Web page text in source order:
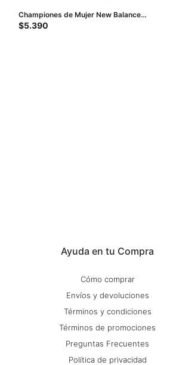
Championes de Mujer New Balance
574 Cordura - Gris - Blanco
$5.390
Ayuda en tu Compra
Cómo comprar
Envíos y devoluciones
Términos y condiciones
Términos de promociones
Preguntas Frecuentes
Política de privacidad